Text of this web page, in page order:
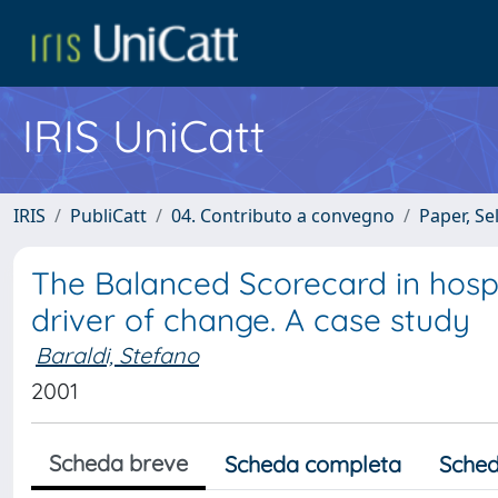
IRIS UniCatt
IRIS PubliCatt 04. Contributo a convegno Paper,
The Balanced Scorecard in
driver of change. A case study
Baraldi, Stefano
2001
Scheda breve Scheda completa